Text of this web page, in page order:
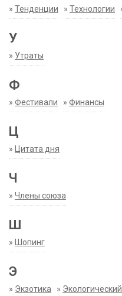
» Тенденции » Технологии
У
» Утраты
Ф
» Фестивали » Финансы
Ц
» Цитата дня
Ч
» Члены союза
Ш
» Шопинг
Э
» Экзотика »